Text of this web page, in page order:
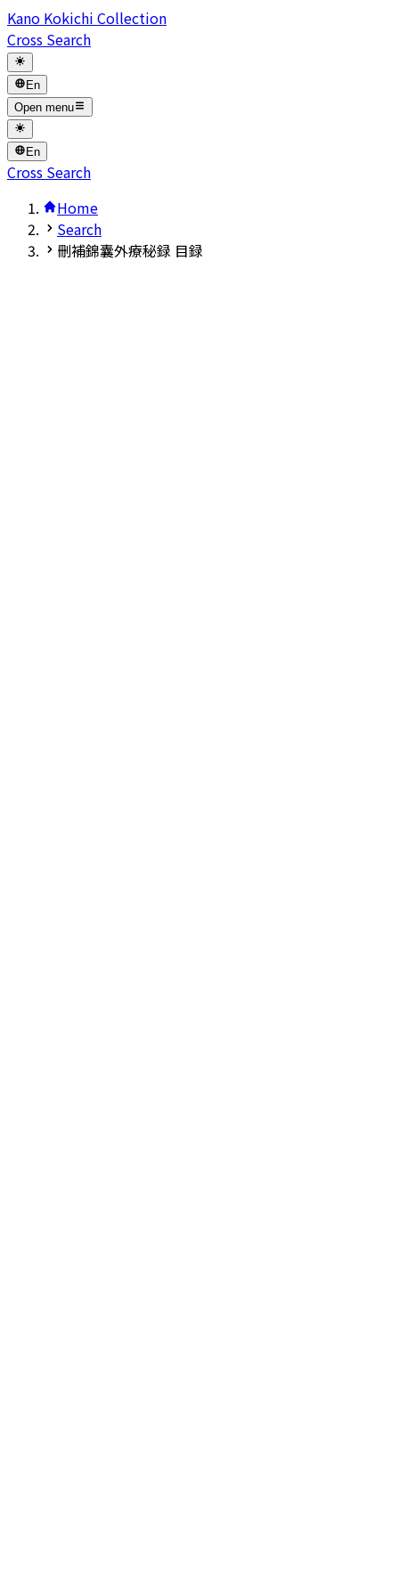
Kano Kokichi Collection
Cross Search
En
Open menu
En
Cross Search
Home
Search
刪補錦囊外療秘録 目録